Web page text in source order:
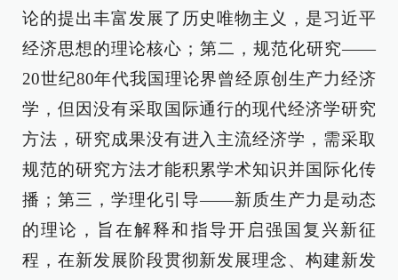
论的提出丰富发展了历史唯物主义，是习近平
经济思想的理论核心；第二，规范化研究——
20世纪80年代我国理论界曾经原创生产力经济
学，但因没有采取国际通行的现代经济学研究
方法，研究成果没有进入主流经济学，需采取
规范的研究方法才能积累学术知识并国际化传
播；第三，学理化引导——新质生产力是动态
的理论，旨在解释和指导开启强国复兴新征
程，在新发展阶段贯彻新发展理念、构建新发